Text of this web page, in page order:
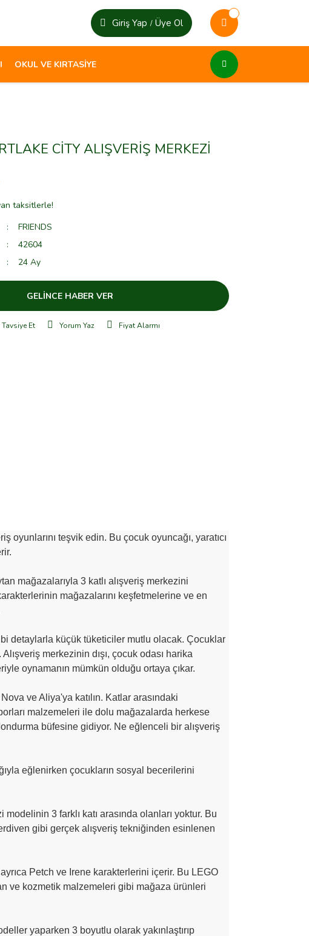
Giriş Yap / Üye Ol
OKUL VE KIRTASİYE
CİTY ALIŞVERİŞ MERKEZİ
taksitlerle!
FRIENDS
42604
24 Ay
GELİNCE HABER VER
Tavsiye Et Yorum Yaz Fiyat Alarmı
teşvik edin. Bu çocuk oyuncağı, yaratıcı
mağazalarıyla 3 katlı alışveriş merkezini
mağazalarını keşfetmelerine ve en
detaylarla küçük tüketiciler mutlu olacak. Çocuklar
merkezinin dışı, çocuk odası harika
oynamanın mümkün olduğu ortaya çıkar.
ve Aliya'ya katılın. Katlar arasındaki
malzemeleri ile dolu mağazalarda herkese
büfesine gidiyor. Ne eğlenceli bir alışveriş
eğlenirken çocukların sosyal becerilerini
3 farklı katı arasında olanları yoktur. Bu
gibi gerçek alışveriş tekniğinden esinlenen
Petch ve Irene karakterlerini içerir. Bu LEGO
ve kozmetik malzemeleri gibi mağaza ürünleri
yaparken 3 boyutlu olarak yakınlaştırıp